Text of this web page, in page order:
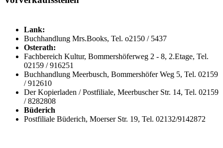
Lank:
Buchhandlung Mrs.Books, Tel. o2150 / 5437
Osterath:
Fachbereich Kultur, Bommershöferweg 2 - 8, 2.Etage, Tel.
02159 / 916251
Buchhandlung Meerbusch, Bommershöfer Weg 5, Tel. 02159
/ 912610
Der Kopierladen / Postfiliale, Meerbuscher Str. 14, Tel. 02159
/ 8282808
Büderich
Postfiliale Büderich, Moerser Str. 19, Tel. 02132/9142872